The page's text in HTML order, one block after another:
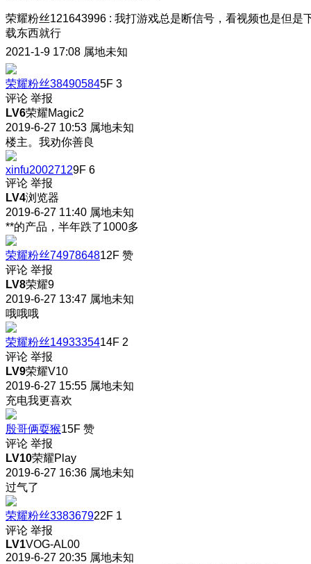
荣耀粉丝121643996 : 我打游戏总是断信号，看视频也是但是
载东西就行
2021-1-9 17:08 属地未知
荣耀粉丝384905845F 3
评论 举报
LV6荣耀Magic2
2019-6-27 10:53 属地未知
楼主。我劝你善良
xinfu20027129F 6
评论 举报
LV4浏览器
2019-6-27 11:40 属地未知
**的产品，半年跌了1000多
荣耀粉丝7497864812F 赞
评论 举报
LV8荣耀9
2019-6-27 13:47 属地未知
哦哦哦
荣耀粉丝1493335414F 2
评论 举报
LV9荣耀V10
2019-6-27 15:55 属地未知
充电我更喜欢
殷哥俩耍猴15F 赞
评论 举报
LV10荣耀Play
2019-6-27 16:36 属地未知
过气了
荣耀粉丝338367922F 1
评论 举报
LV1VOG-AL00
2019-6-27 20:35 属地未知